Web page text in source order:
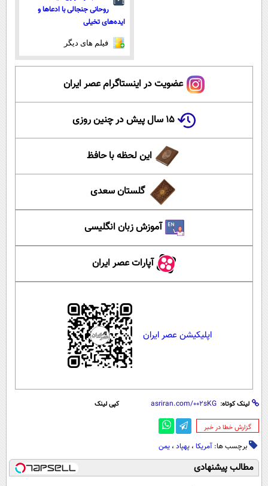
روحانی جنجالی با ادعاها و
ایده‌های تخیلی
فیلم های دیگر
عضویت در اینستاگرام عصر ایران
۱۵ سال پیش در چنین روزی
این لحظه با حافظ
گلستان سعدی
آموزش زبان انگلیسی
آپارات عصر ایران
اپلیکیشن عصر ایران
لینک کوتاه: کپی لینک
‌گزارش خطا در خبر
برچسب ها: آمریکا ، پهپاد ، یمن
مطالب پیشنهادی